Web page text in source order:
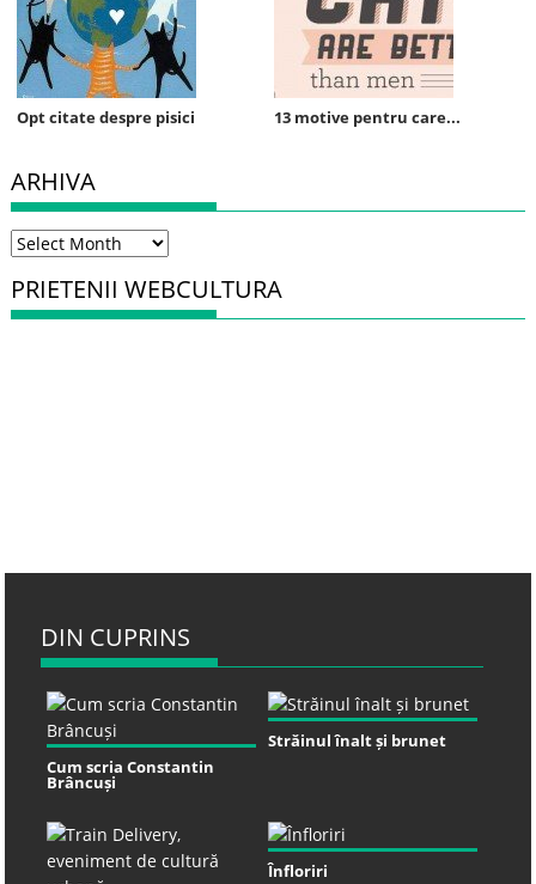
Opt citate despre pisici 13 motive pentru care...
ARHIVA
Arhiva
PRIETENII WEBCULTURA
DIN CUPRINS
Cum scria Constantin
Brâncuși
Străinul înalt și brunet
Înfloriri